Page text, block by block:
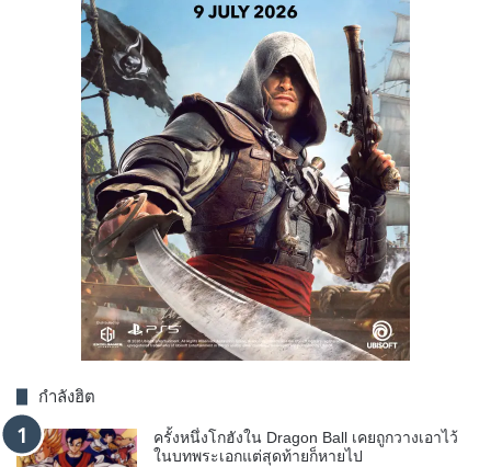
กำลังฮิต
ครั้งหนึ่งโกฮังใน Dragon Ball เคยถูกวางเอาไว้
ในบทพระเอกแต่สุดท้ายก็หายไป